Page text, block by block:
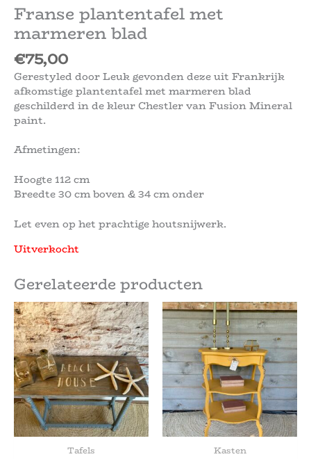
Franse plantentafel met
marmeren blad
€75,00
Gerestyled door Leuk gevonden deze uit Frankrijk
afkomstige plantentafel met marmeren blad
geschilderd in de kleur Chestler van Fusion Mineral
paint.
Afmetingen:
Hoogte 112 cm
Breedte 30 cm boven & 34 cm onder
Let even op het prachtige houtsnijwerk.
Uitverkocht
Gerelateerde producten
Tafels Kasten